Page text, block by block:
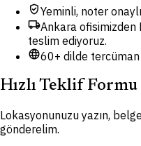
verified_userYeminli, noter
local_shippingAnkara
teslim ediyoruz.
language60+ dilde tercüman
Hızlı Teklif Formu
Lokasyonunuzu yazın,
gönderelim.